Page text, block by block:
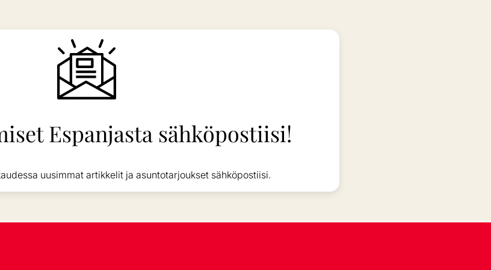
Espanjasta sähköpostiisi!
uusimmat artikkelit ja asuntotarjoukset sähköpostiisi.